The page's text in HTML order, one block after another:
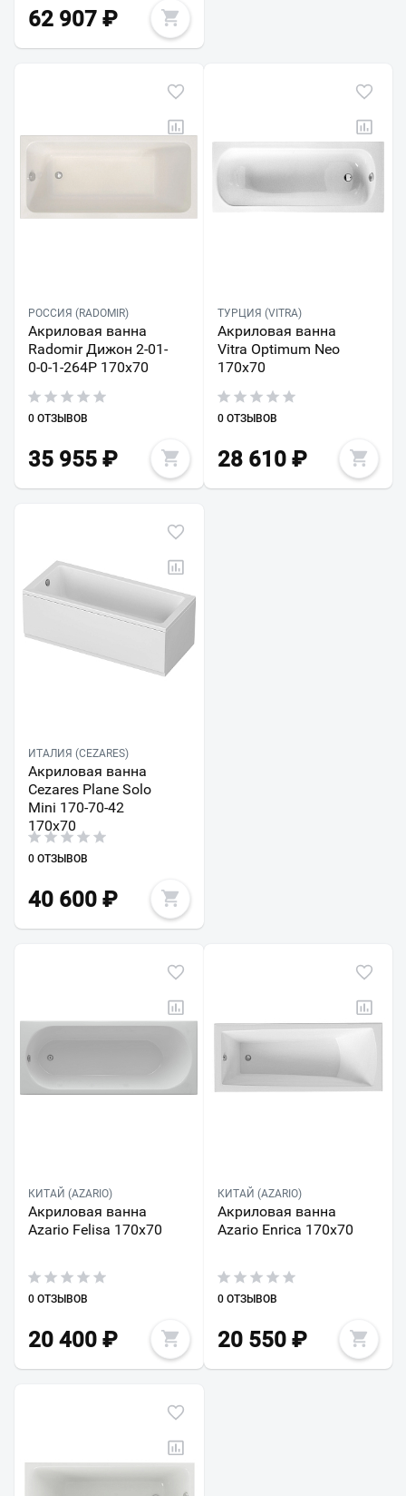
62 907 ₽
РОССИЯ (RADOMIR)
Акриловая ванна
Radomir Дижон 2-01-
0-0-1-264Р 170х70
0 ОТЗЫВОВ
35 955 ₽
ТУРЦИЯ (VITRA)
Акриловая ванна
Vitra Optimum Neo
170х70
0 ОТЗЫВОВ
28 610₽
ИТАЛИЯ (CEZARES)
Акриловая ванна
Cezares Plane Solo
Mini 170-70-42
170х70
0 ОТЗЫВОВ
40 600 ₽
КИТАЙ (AZARIO)
Акриловая ванна
Azario Felisa 170х70
0 ОТЗЫВОВ
20 400 ₽
КИТАЙ (AZARIO)
Акриловая ванна
Azario Enrica 170х70
0 ОТЗЫВОВ
20 550₽